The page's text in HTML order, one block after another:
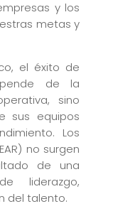
y los
metas y
el éxito de
de la
sino
sus equipos
Los
no surgen
de una
liderazgo,
del talento.